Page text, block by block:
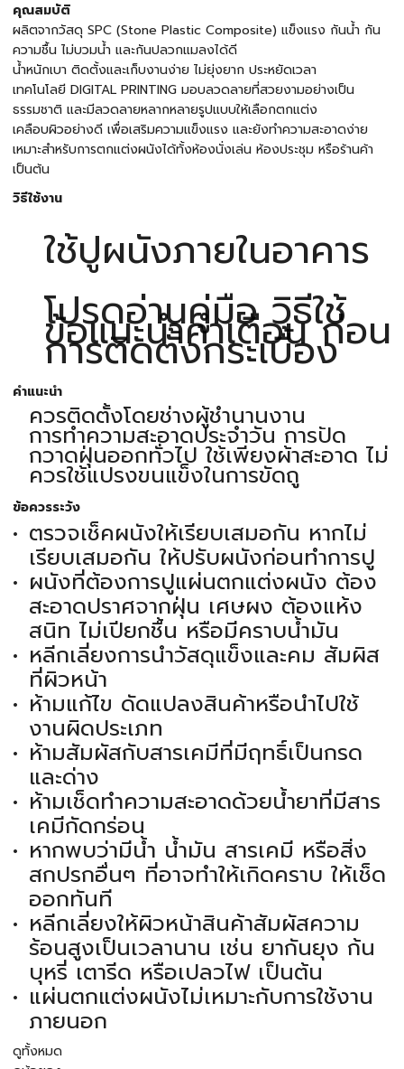
คุณสมบัติ
ผลิตจากวัสดุ SPC (Stone Plastic Composite) แข็งแรง กันน้ำ กัน
ความชื้น ไม่บวมน้ำ และกันปลวกแมลงได้ดี
น้ำหนักเบา ติดตั้งและเก็บงานง่าย ไม่ยุ่งยาก ประหยัดเวลา
เทคโนโลยี DIGITAL PRINTING มอบลวดลายที่สวยงามอย่างเป็น
ธรรมชาติ และมีลวดลายหลากหลายรูปแบบให้เลือกตกแต่ง
เคลือบผิวอย่างดี เพื่อเสริมความแข็งแรง และยังทำความสะอาดง่าย
เหมาะสำหรับการตกแต่งผนังได้ทั้งห้องนั่งเล่น ห้องประชุม หรือร้านค้า
เป็นต้น
วิธีใช้งาน
ใช้ปูผนังภายในอาคาร
โปรดอ่านคู่มือ วิธีใช้
ข้อแนะนำคำเตือน ก่อน
การติดตั้งกระเบื้อง
คำแนะนำ
ควรติดตั้งโดยช่างผู้ชำนานงาน
การทำความสะอาดประจำวัน การปัด
กวาดฝุ่นออกทั่วไป ใช้เพียงผ้าสะอาด ไม่
ควรใช้แปรงขนแข็งในการขัดถู
ข้อควรระวัง
ตรวจเช็คผนังให้เรียบเสมอกัน หากไม่
เรียบเสมอกัน ให้ปรับผนังก่อนทำการปู
ผนังที่ต้องการปูแผ่นตกแต่งผนัง ต้อง
สะอาดปราศจากฝุ่น เศษผง ต้องแห้ง
สนิท ไม่เปียกชื้น หรือมีคราบน้ำมัน
หลีกเลี่ยงการนำวัสดุแข็งและคม สัมผิส
ที่ผิวหน้า
ห้ามแก้ไข ดัดแปลงสินค้าหรือนำไปใช้
งานผิดประเภท
ห้ามสัมผัสกับสารเคมีที่มีฤทธิ์เป็นกรด
และด่าง
ห้ามเช็ดทำความสะอาดด้วยน้ำยาที่มีสาร
เคมีกัดกร่อน
หากพบว่ามีน้ำ น้ำมัน สารเคมี หรือสิ่ง
สกปรกอื่นๆ ที่อาจทำให้เกิดคราบ ให้เช็ด
ออกทันที
หลีกเลี่ยงให้ผิวหน้าสินค้าสัมผัสความ
ร้อนสูงเป็นเวลานาน เช่น ยากันยุง ก้น
บุหรี่ เตารีด หรือเปลวไฟ เป็นต้น
แผ่นตกแต่งผนังไม่เหมาะกับการใช้งาน
ภายนอก
ดูทั้งหมด